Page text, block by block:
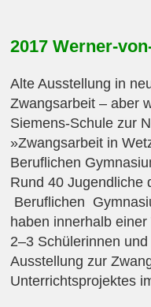
2017 Werner-
Alte Ausstellung in
Zwangsarbeit – aber
Siemens-Schule zur
»Zwangsarbeit in
Beruflichen
Rund 40
Beruflichen
haben innerhalb
2–3 Schülerinnen
Ausstellung zur
Unterrichtsprojektes